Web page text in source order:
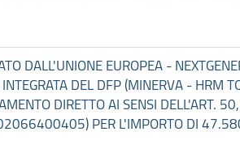
EUROPEA -
DEL DFP (MINERVA - HRM
DIRETTO AI SENSI DELL'ART.
PER L'IMPORTO DI